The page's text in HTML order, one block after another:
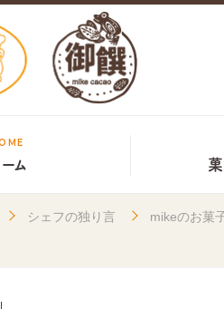
ム
シェフの独り言 mikeのお菓